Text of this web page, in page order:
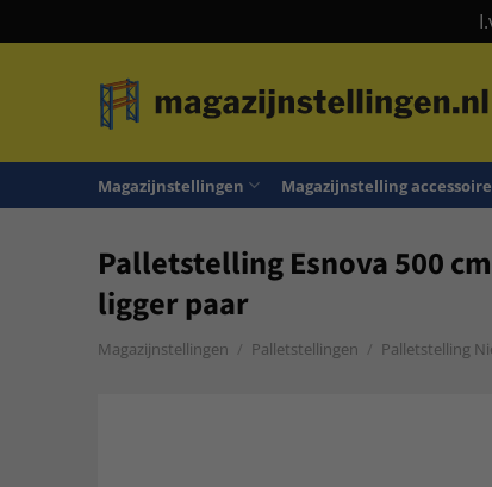
Magazijnstellingen Magazijnstelling
Palletstelling Esnova 500
ligger paar
Magazijnstellingen / Palletstellingen / Palletstelling